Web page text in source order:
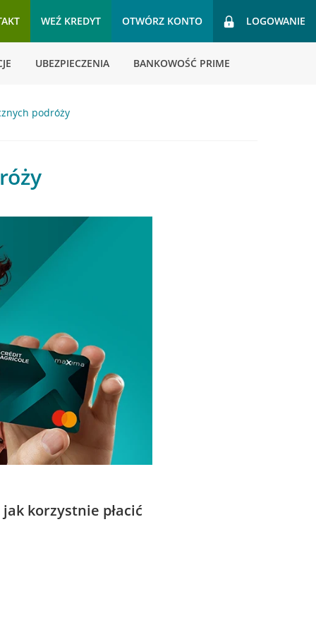
WEŹ KREDYT OTWÓRZ KONTO LOGOWANIE
UBEZPIECZENIA BANKOWOŚĆ PRIME
podróży
korzystnie płacić